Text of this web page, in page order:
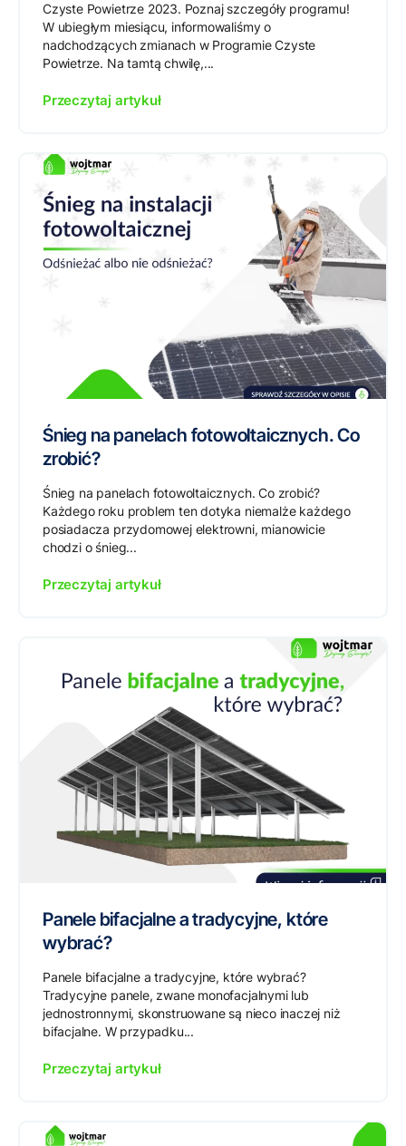
Czyste Powietrze 2023. Poznaj szczegóły programu!
W ubiegłym miesiącu, informowaliśmy o
nadchodzących zmianach w Programie Czyste
Powietrze. Na tamtą chwilę,...
Przeczytaj artykuł
Śnieg na panelach fotowoltaicznych. Co
zrobić?
Śnieg na panelach fotowoltaicznych. Co zrobić?
Każdego roku problem ten dotyka niemalże każdego
posiadacza przydomowej elektrowni, mianowicie
chodzi o śnieg...
Przeczytaj artykuł
Panele bifacjalne a tradycyjne, które
wybrać?
Panele bifacjalne a tradycyjne, które wybrać?
Tradycyjne panele, zwane monofacjalnymi lub
jednostronnymi, skonstruowane są nieco inaczej niż
bifacjalne. W przypadku...
Przeczytaj artykuł